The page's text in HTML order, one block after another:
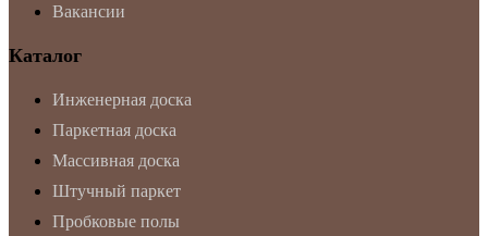
Вакансии
Каталог
Инженерная доска
Паркетная доска
Массивная доска
Штучный паркет
Пробковые полы